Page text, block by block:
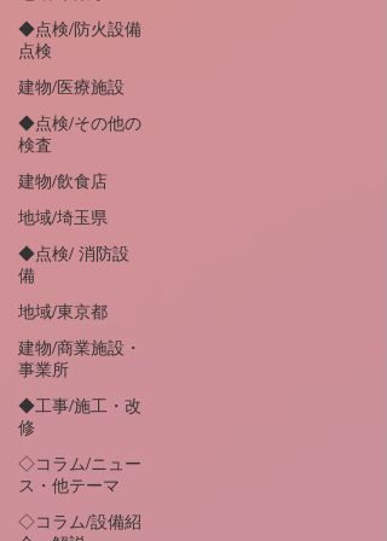
◆点検/防火設備
点検
建物/医療施設
◆点検/その他の
検査
建物/飲食店
地域/埼玉県
◆点検/ 消防設
備
地域/東京都
建物/商業施設・
事業所
◆工事/施工・改
修
◇コラム/ニュー
ス・他テーマ
◇コラム/設備紹